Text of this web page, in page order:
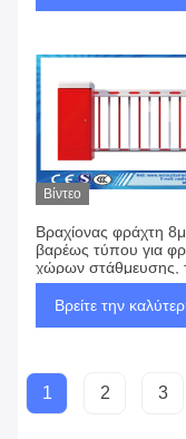
Βίντεο
Βραχίονας φράχτη
βαρέως τύπου για
χώρων στάθμευσης,
κινητήρα 350W,
λειτουργίας πάνω
Βρείτε την
1 2 3